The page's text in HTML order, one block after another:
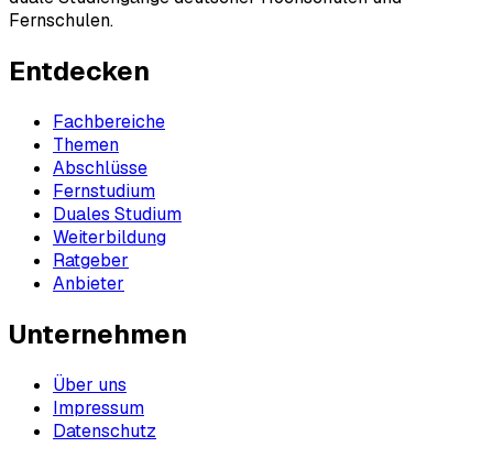
Fernschulen.
Entdecken
Fachbereiche
Themen
Abschlüsse
Fernstudium
Duales Studium
Weiterbildung
Ratgeber
Anbieter
Unternehmen
Über uns
Impressum
Datenschutz